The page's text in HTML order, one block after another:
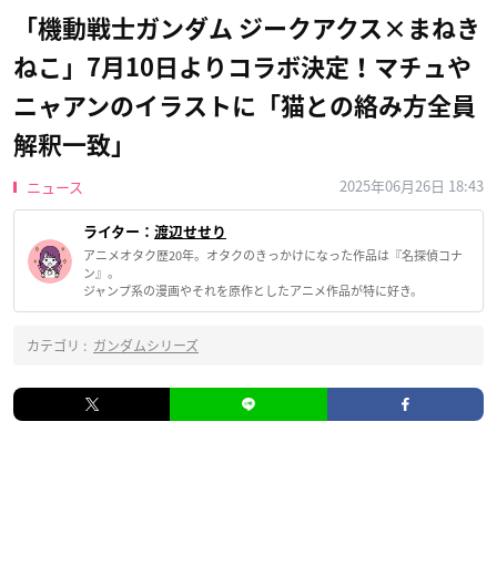
「機動戦士ガンダム ジークアクス×まねき
ねこ」7月10日よりコラボ決定！マチュや
ニャアンのイラストに「猫との絡み方全員
解釈一致」
ニュース 2025年06月26日 18:43
ライター： 渡辺せせり
アニメオタク歴20年。オタクのきっかけになった作品は『名探偵コナ
ン』。
ジャンプ系の漫画やそれを原作としたアニメ作品が特に好き。
カテゴリ : ガンダムシリーズ